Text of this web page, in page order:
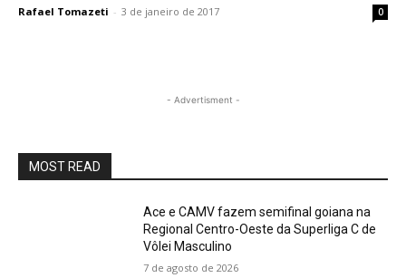
Rafael Tomazeti - 3 de janeiro de 2017 0
- Advertisment -
MOST READ
Ace e CAMV fazem semifinal goiana na
Regional Centro-Oeste da Superliga C de
Vôlei Masculino
7 de agosto de 2026